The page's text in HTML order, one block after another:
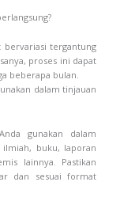
bervariasi tergantung
proses ini dapat
beberapa bulan.
dalam tinjauan
gunakan dalam
buku, laporan
lainnya. Pastikan
dan sesuai format